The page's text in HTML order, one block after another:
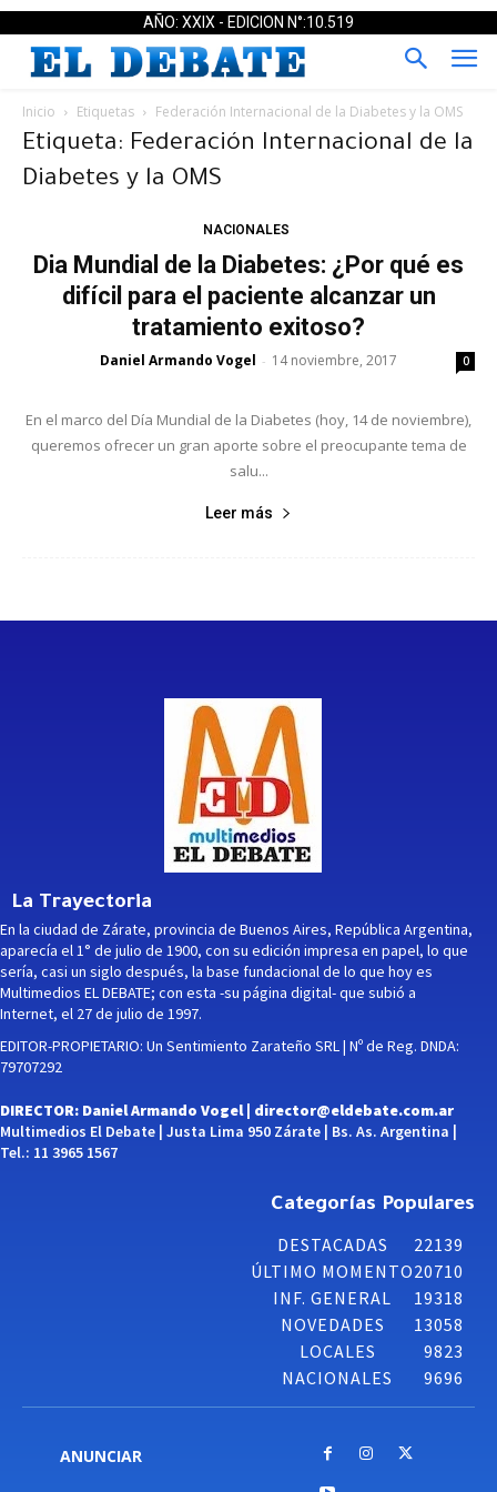
AÑO: XXIX - EDICION N°:10.519
Inicio Etiquetas Federación Internacional de la Diabetes y la OMS
Etiqueta: Federación Internacional de la
Diabetes y la OMS
NACIONALES
Dia Mundial de la Diabetes: ¿Por qué es
difícil para el paciente alcanzar un
tratamiento exitoso?
Daniel Armando Vogel - 14 noviembre, 2017 0
En el marco del Día Mundial de la Diabetes (hoy, 14 de noviembre),
queremos ofrecer un gran aporte sobre el preocupante tema de
salu...
Leer más
La Trayectoria
En la ciudad de Zárate, provincia de Buenos Aires, República Argentina,
aparecía el 1° de julio de 1900, con su edición impresa en papel, lo que
sería, casi un siglo después, la base fundacional de lo que hoy es
Multimedios EL DEBATE; con esta -su página digital- que subió a
Internet, el 27 de julio de 1997.
EDITOR-PROPIETARIO: Un Sentimiento Zarateño SRL | Nº de Reg. DNDA:
79707292
DIRECTOR: Daniel Armando Vogel | director@eldebate.com.ar
Multimedios El Debate | Justa Lima 950 Zárate | Bs. As. Argentina |
Tel.: 11 3965 1567
Categorías Populares
DESTACADAS
22139
ÚLTIMO MOMENTO20710
INF. GENERAL
19318
NOVEDADES
13058
LOCALES
9823
NACIONALES
9696
ANUNCIAR